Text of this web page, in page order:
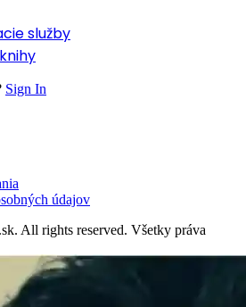
služby
Sign In
údajov
All rights reserved. Všetky práva